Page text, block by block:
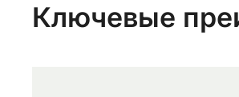
Ключевые